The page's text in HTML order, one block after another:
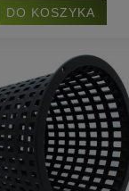
DO KOSZYKA